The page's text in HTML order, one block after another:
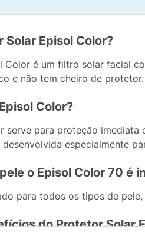
Solar Episol Color?
Color é um filtro solar facial
e não tem cheiro de
Color?
serve para proteção imediata
especialmente
o Episol Color 70 é
para todos os tipos de
do Protetor Solar